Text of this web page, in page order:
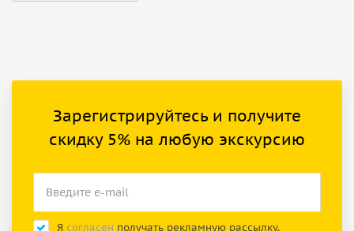
Зарегистрируйтесь и получите
скидку 5% на любую экскурсию
Я согласен получать рекламную рассылку.